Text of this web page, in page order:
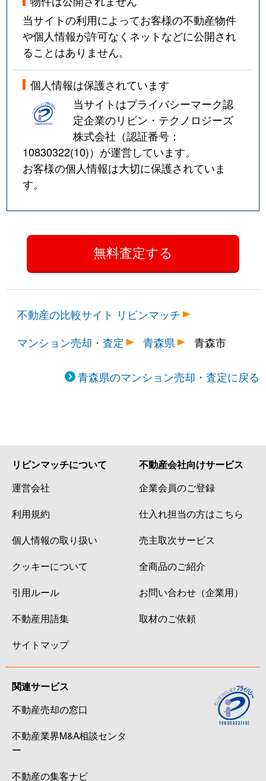
当サイトの利用によってお客様の不動産物件
や個人情報が許可なくネットなどに公開され
ることはありません。
個人情報は保護されています
当サイトはプライバシーマーク認
定企業のリビン・テクノロジーズ
株式会社（認証番号：
10830322(10)）が運営しています。
お客様の個人情報は大切に保護されていま
す。
不動産の比較サイト リビンマッチ
マンション売却・査定
青森県 青森市
青森県のマンション売却・査定に戻る
リビンマッチについて
運営会社
利用規約
個人情報の取り扱い
クッキーについて
引用ルール
不動産用語集
サイトマップ
不動産会社向けサービス
企業会員のご登録
仕入れ担当の方はこちら
売主取次サービス
全商品のご紹介
お問い合わせ（企業用）
取材のご依頼
関連サービス
不動産売却の窓口
不動産業界M&A相談センタ
ー
不動産の集客ナビ